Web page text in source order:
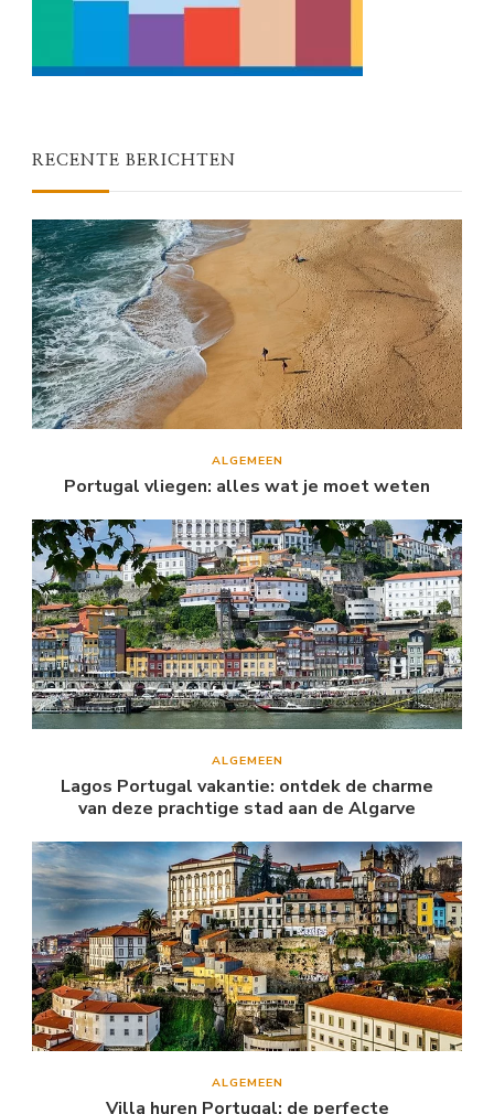
RECENTE BERICHTEN
ALGEMEEN
Portugal vliegen: alles wat je moet weten
ALGEMEEN
Lagos Portugal vakantie: ontdek de charme
van deze prachtige stad aan de Algarve
ALGEMEEN
Villa huren Portugal: de perfecte